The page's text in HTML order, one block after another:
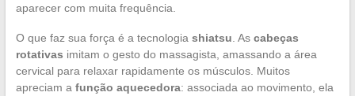
aparecer com muita frequência.
O que faz sua força é a tecnologia shiatsu . As cabeças
rotativas imitam o gesto do massagista, amassando a área
cervical para relaxar rapidamente os músculos. Muitos
apreciam a função aquecedora: associada ao movimento, ela